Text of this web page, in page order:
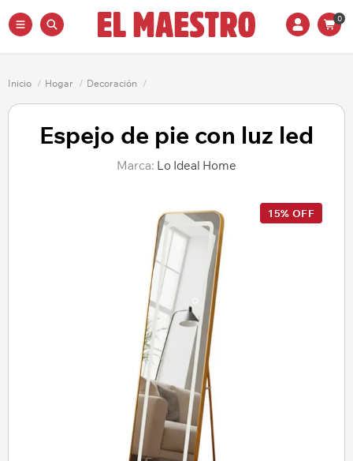
0
Inicio / Hogar / Decoración /
Espejo de pie con luz led
Marca: Lo Ideal Home
15% OFF